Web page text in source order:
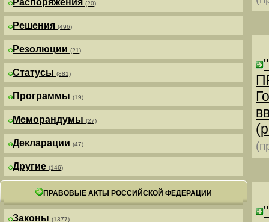
Распоряжения (20)
Решения (496)
Резолюции (21)
Статусы (881)
Программы (19)
Меморандумы (27)
Декларации (47)
Другие (146)
ПРАВОВЫЕ АКТЫ РОССИЙСКОЙ ФЕДЕРАЦИИ
Законы (1377)